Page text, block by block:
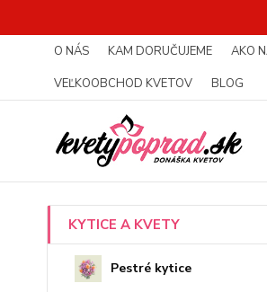
O NÁS KAM DORUČUJEME AKO
VEĽKOOBCHOD KVETOV
BLOG
KYTICE A KVETY
Pestré kytice